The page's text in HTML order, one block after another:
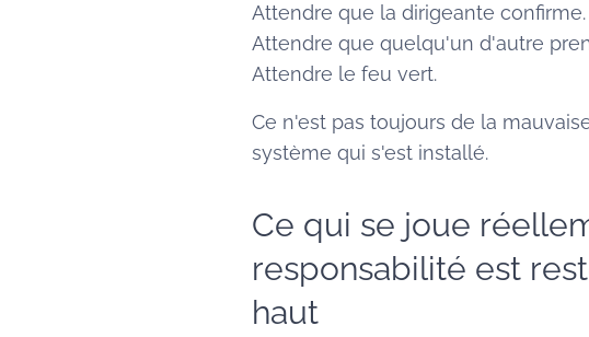
Attendre que la dirigeante confirme.
Attendre que quelqu'un d'autre
Attendre le feu vert.
Ce n'est pas toujours de la
système qui s'est installé.
Ce qui se joue
responsabilité est
haut